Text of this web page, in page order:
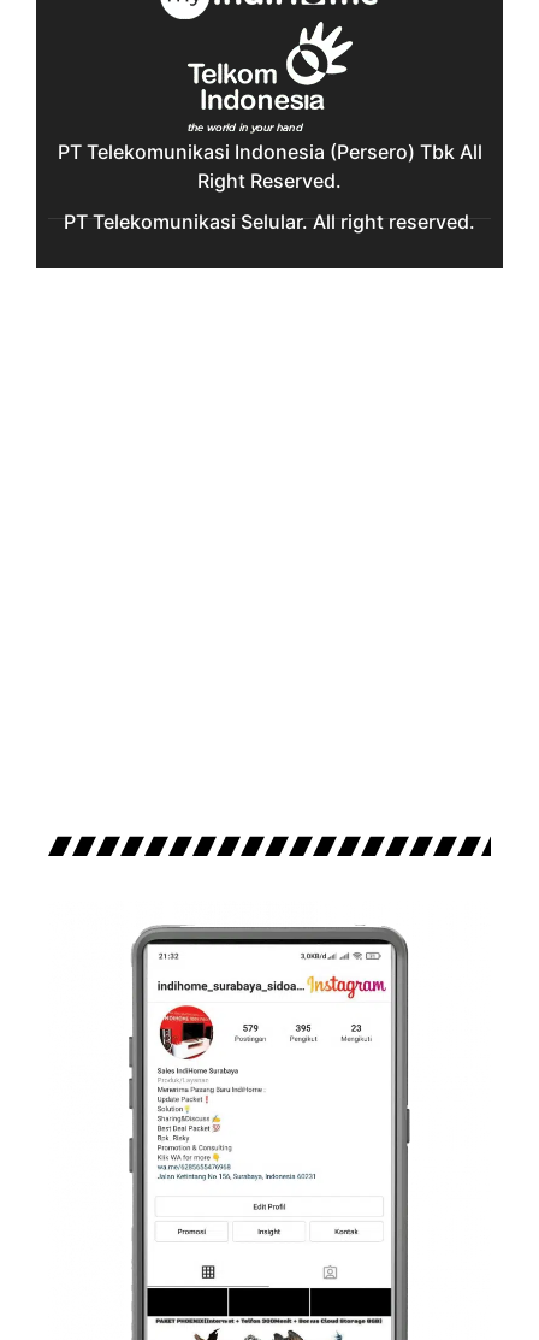
PT Telekomunikasi Indonesia (Persero) Tbk All
Right Reserved.
PT Telekomunikasi Selular. All right reserved.